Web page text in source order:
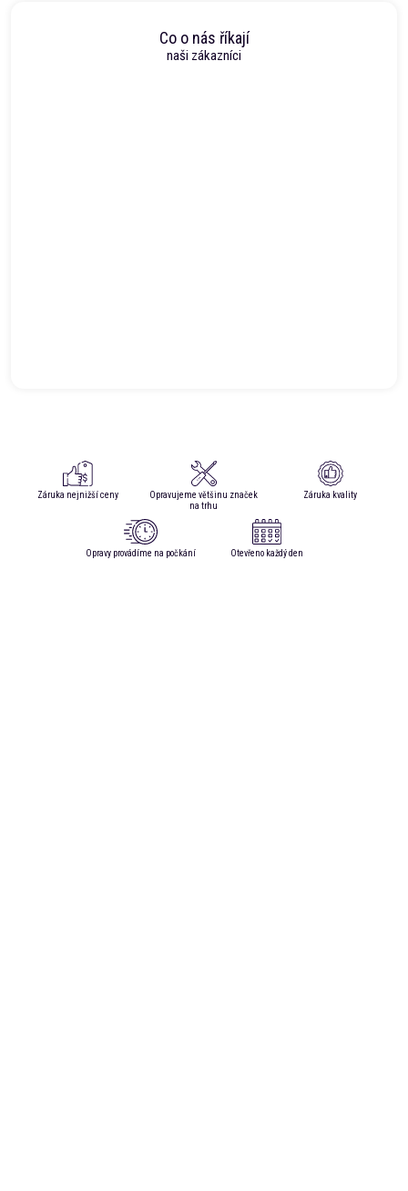
Co o nás říkají
naši zákazníci
Záruka nejnižší ceny
Opravujeme většinu značek
na trhu
Záruka kvality
Opravy provádíme na počkání Otevřeno každý den